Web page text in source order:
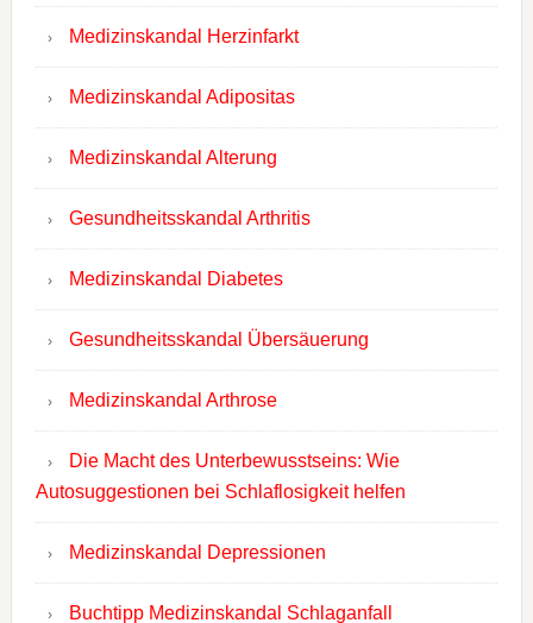
Medizinskandal Herzinfarkt
Medizinskandal Adipositas
Medizinskandal Alterung
Gesundheitsskandal Arthritis
Medizinskandal Diabetes
Gesundheitsskandal Übersäuerung
Medizinskandal Arthrose
Die Macht des Unterbewusstseins: Wie
Autosuggestionen bei Schlaflosigkeit helfen
Medizinskandal Depressionen
Buchtipp Medizinskandal Schlaganfall